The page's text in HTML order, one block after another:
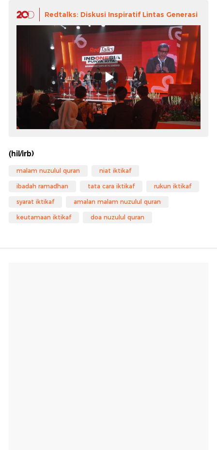
Redtalks: Diskusi Inspiratif Lintas Generasi
(hil/irb)
malam nuzulul quran niat iktikaf
ibadah ramadhan tata cara iktikaf rukun iktikaf
syarat iktikaf amalan malam nuzulul quran
keutamaan iktikaf doa nuzulul quran